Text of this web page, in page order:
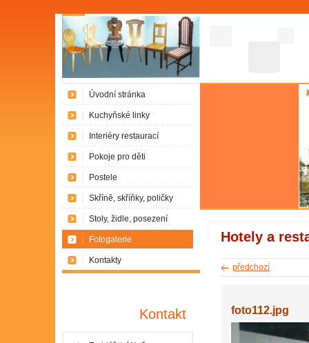
Hotely a
předchozí
foto112.jpg
Úvodní stránka
Kuchyňské linky
Interiéry restaurací
Pokoje pro děti
Postele
Skříně, skříňky, poličky
Stoly, židle, posezení
Fotogalerie
Kontakty
Kontakt